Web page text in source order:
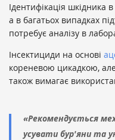
Ідентифікація шкідника
а в багатьох випадках
потребує аналізу в
Інсектициди на основі
кореневою цикадкою,
також вимагає
«Рекомендується
усувати бур'яни та